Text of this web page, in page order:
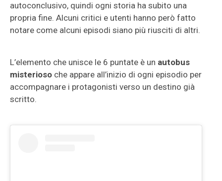
autoconclusivo, quindi ogni storia ha subito una
propria fine. Alcuni critici e utenti hanno però fatto
notare come alcuni episodi siano più riusciti di altri.
L’elemento che unisce le 6 puntate è un autobus
misterioso che appare all’inizio di ogni episodio per
accompagnare i protagonisti verso un destino già
scritto.